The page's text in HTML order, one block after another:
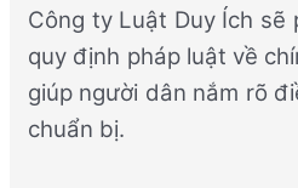
Công ty Luật Duy Ích
quy định pháp luật về
giúp người dân nắm rõ
chuẩn bị.